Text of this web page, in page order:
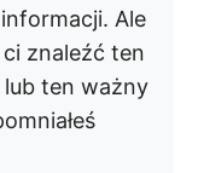
Ale
znaleźć ten
ten ważny